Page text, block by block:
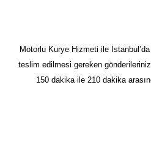
Motorlu Kurye Hizmeti ile
teslim edilmesi gereken
150 dakika ile 210 dakika